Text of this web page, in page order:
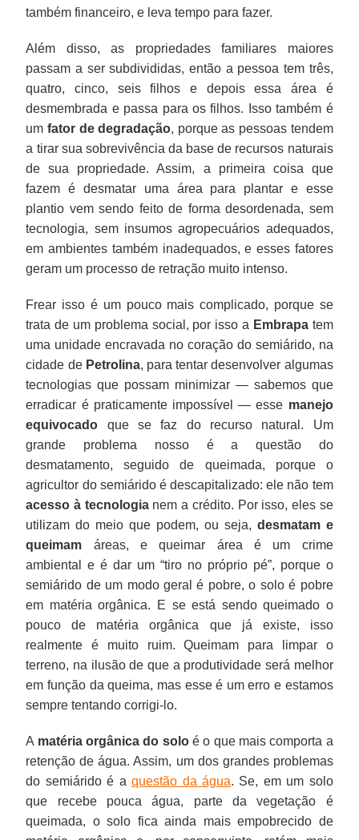
também financeiro, e leva tempo para fazer.
Além disso, as propriedades familiares maiores
passam a ser subdivididas, então a pessoa tem três,
quatro, cinco, seis filhos e depois essa área é
desmembrada e passa para os filhos. Isso também é
umfator de degradação, porque as pessoas tendem
a tirar sua sobrevivência da base de recursos naturais
de sua propriedade. Assim, a primeira coisa que
fazem é desmatar uma área para plantar e esse
plantio vem sendo feito de forma desordenada, sem
tecnologia, sem insumos agropecuários adequados,
em ambientes também inadequados, e esses fatores
geram um processo de retração muito intenso.
Frear isso é um pouco mais complicado, porque se
trata de um problema social, por isso a Embrapatem
uma unidade encravada no coração do semiárido, na
cidade de Petrolina, para tentar desenvolver algumas
tecnologias que possam minimizar — sabemos que
erradicar é praticamente impossível — esse manejo
equivocado que se faz do recurso natural. Um
grande problema nosso é a questão do
desmatamento, seguido de queimada, porque o
agricultor do semiárido é descapitalizado: ele não tem
acesso à tecnologianem a crédito. Por isso, eles se
utilizam do meio que podem, ou seja, desmatam e
queimam áreas, e queimar área é um crime
ambiental e é dar um “tiro no próprio pé”, porque o
semiárido de um modo geral é pobre, o solo é pobre
em matéria orgânica. E se está sendo queimado o
pouco de matéria orgânica que já existe, isso
realmente é muito ruim. Queimam para limpar o
terreno, na ilusão de que a produtividade será melhor
em função da queima, mas esse é um erro e estamos
sempre tentando corrigi-lo.
A matéria orgânica do soloé o que mais comporta a
retenção de água. Assim, um dos grandes problemas
do semiárido é aquestão da água. Se, em um solo
que recebe pouca água, parte da vegetação é
queimada, o solo fica ainda mais empobrecido de